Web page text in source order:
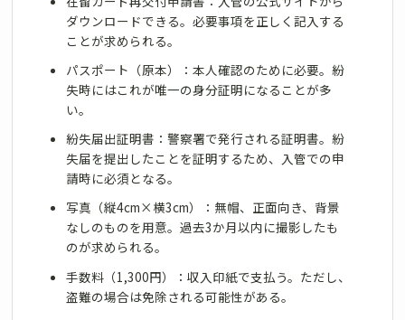
ダウンロードできる。必要事項を正しく記入する
ことが求められる。
パスポート（原本）：本人確認のために必要。紛
失時にはこれが唯一の身分証明になることが多
い。
紛失届出証明書：警察署で発行される証明書。紛
失届を提出したことを証明するため、入管での申
請時に必須となる。
写真（縦4cm×横3cm）：無帽、正面向き、背景
なしのものを用意。過去3か月以内に撮影したも
のが求められる。
手数料（1,300円）：収入印紙で支払う。ただし、
盗難の場合は免除される可能性がある。